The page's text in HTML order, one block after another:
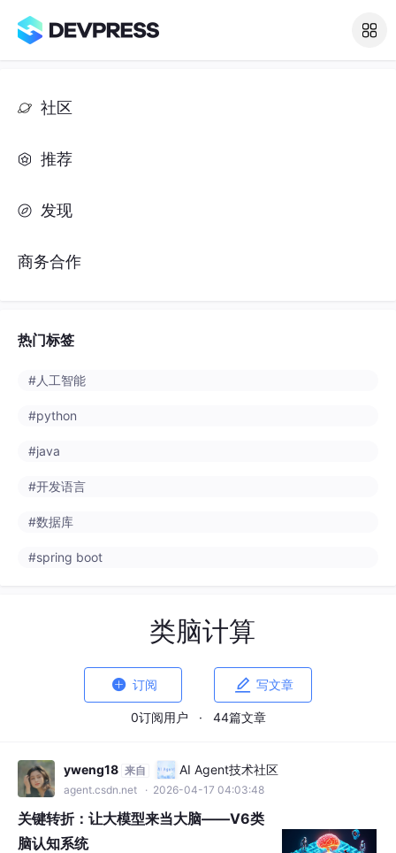
社区
推荐
发现
商务合作
热门标签
#人工智能
#python
#java
#开发语言
#数据库
#spring boot
类脑计算
 订阅  写文章
0订阅用户 · 44篇文章
yweng18 来自 AI Agent技术社区
agent.csdn.net · 2026-04-17 04:03:48
关键转折：让大模型来当大脑——V6类
脑认知系统